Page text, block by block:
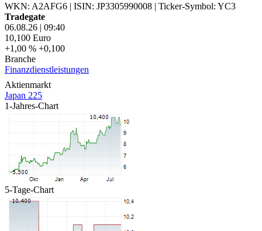
WKN: A2AFG6 | ISIN: JP3305990008 | Ticker-Symbol: YC3
Tradegate
06.08.26 | 09:40
10,100 Euro
+1,00 % +0,100
Branche
Finanzdienstleistungen
Aktienmarkt
Japan 225
1-Jahres-Chart
5-Tage-Chart